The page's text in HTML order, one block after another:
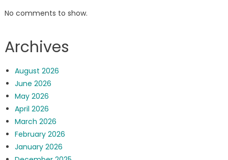
No comments to show.
Archives
August 2026
June 2026
May 2026
April 2026
March 2026
February 2026
January 2026